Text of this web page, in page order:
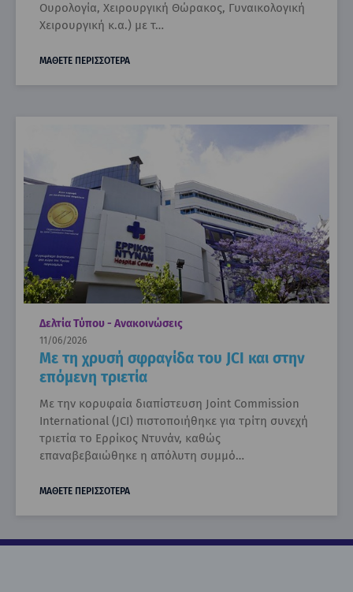
Ουρολογία, Χειρουργική Θώρακος, Γυναικολογική
Χειρουργική κ.α.) με τ…
ΜΑΘΕΤΕ ΠΕΡΙΣΣΟΤΕΡΑ
Δελτία Τύπου - Ανακοινώσεις
11/06/2026
Με τη χρυσή σφραγίδα του JCI και στην
επόμενη τριετία
Με την κορυφαία διαπίστευση Joint Commission
International (JCI) πιστοποιήθηκε για τρίτη συνεχή
τριετία το Ερρίκος Ντυνάν, καθώς
επαναβεβαιώθηκε η απόλυτη συμμό…
ΜΑΘΕΤΕ ΠΕΡΙΣΣΟΤΕΡΑ